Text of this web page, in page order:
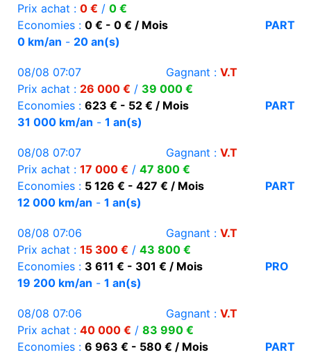
Prix achat : 0 € / 0 €
Economies : 0 € - 0 € / Mois
PART
0 km/an - 20 an(s)
08/08 07:07 Gagnant : V.T
Prix achat : 26 000 € / 39 000 €
Economies : 623 € - 52 € / Mois
PART
31 000 km/an - 1 an(s)
08/08 07:07 Gagnant : V.T
Prix achat : 17 000 € / 47 800 €
Economies : 5 126 € - 427 € / Mois
PART
12 000 km/an - 1 an(s)
08/08 07:06 Gagnant : V.T
Prix achat : 15 300 € / 43 800 €
Economies : 3 611 € - 301 € / Mois
PRO
19 200 km/an - 1 an(s)
08/08 07:06 Gagnant : V.T
Prix achat : 40 000 € / 83 990 €
Economies : 6 963 € - 580 € / Mois
PART